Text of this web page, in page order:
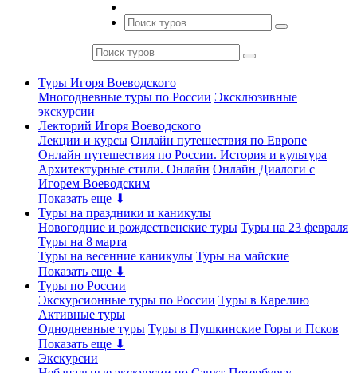
Туры Игоря Воеводского
Многодневные туры по России Эксклюзивные
экскурсии
Лекторий Игоря Воеводского
Лекции и курсы Онлайн путешествия по Европе
Онлайн путешествия по России. История и культура
Архитектурные стили. Онлайн Онлайн Диалоги с
Игорем Воеводским
Показать еще ⬇
Туры на праздники и каникулы
Новогодние и рождественские туры Туры на 23 февраля
Туры на 8 марта
Туры на весенние каникулы Туры на майские
Показать еще ⬇
Туры по России
Экскурсионные туры по России Туры в Карелию
Активные туры
Однодневные туры Туры в Пушкинские Горы и Псков
Показать еще ⬇
Экскурсии